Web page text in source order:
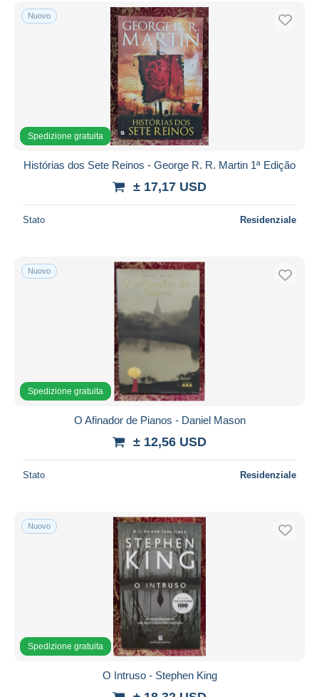
Teatro
Vita quotidiana
155
Altri & non classificati
Spedizione gratuita
Metodi di pagamento
PayPal
Bonifico bancario
Mastercard
Bancontact
Residenza del venditore
Aggiorna
Nuovo
Spedizione gratuita
Histórias dos Sete Reinos - George R. R. Martin 1ª Edição
± 17,17 USD
Stato Residenziale
Nuovo
Spedizione gratuita
O Afinador de Pianos - Daniel Mason
± 12,56 USD
Stato Residenziale
Nuovo
Spedizione gratuita
O Intruso - Stephen King